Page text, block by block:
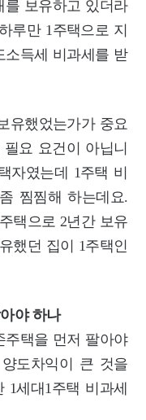
를 보유하고 있더라
루만 1주택으로 지
소득세 비과세를 받
유했었는가가 중요
요 요건이 아닙니
자였는데 1주택 비
찜찜해 하는데요.
택으로 2년간 보유
했던 집이 1주택인
야 하나
택을 먼저 팔아야
도차익이 큰 것을
1세대1주택 비과세